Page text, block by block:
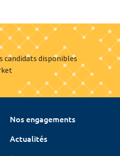
candidats disponibles
Nos engagements
Actualités